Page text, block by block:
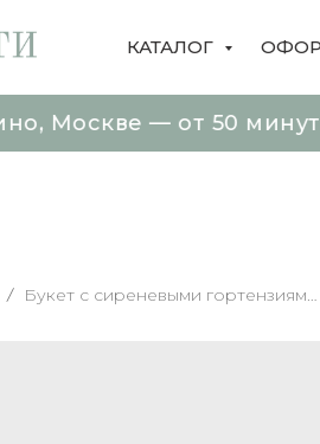
— от 50 минут
— от 50 минут
КАТАЛОГ
Букет с сиреневыми гортензиями и кустовой пионовидной розой